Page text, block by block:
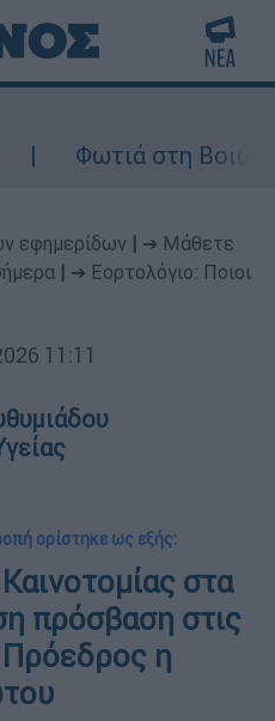
Φωτιά στη Βοιωτία:
εφημερίδων
➔ Μάθετε
➔ Εορτολόγιο: Ποιοι
11:11
ορίστηκε ως εξής:
στα
πρόσβαση στις
Πρόεδρος η